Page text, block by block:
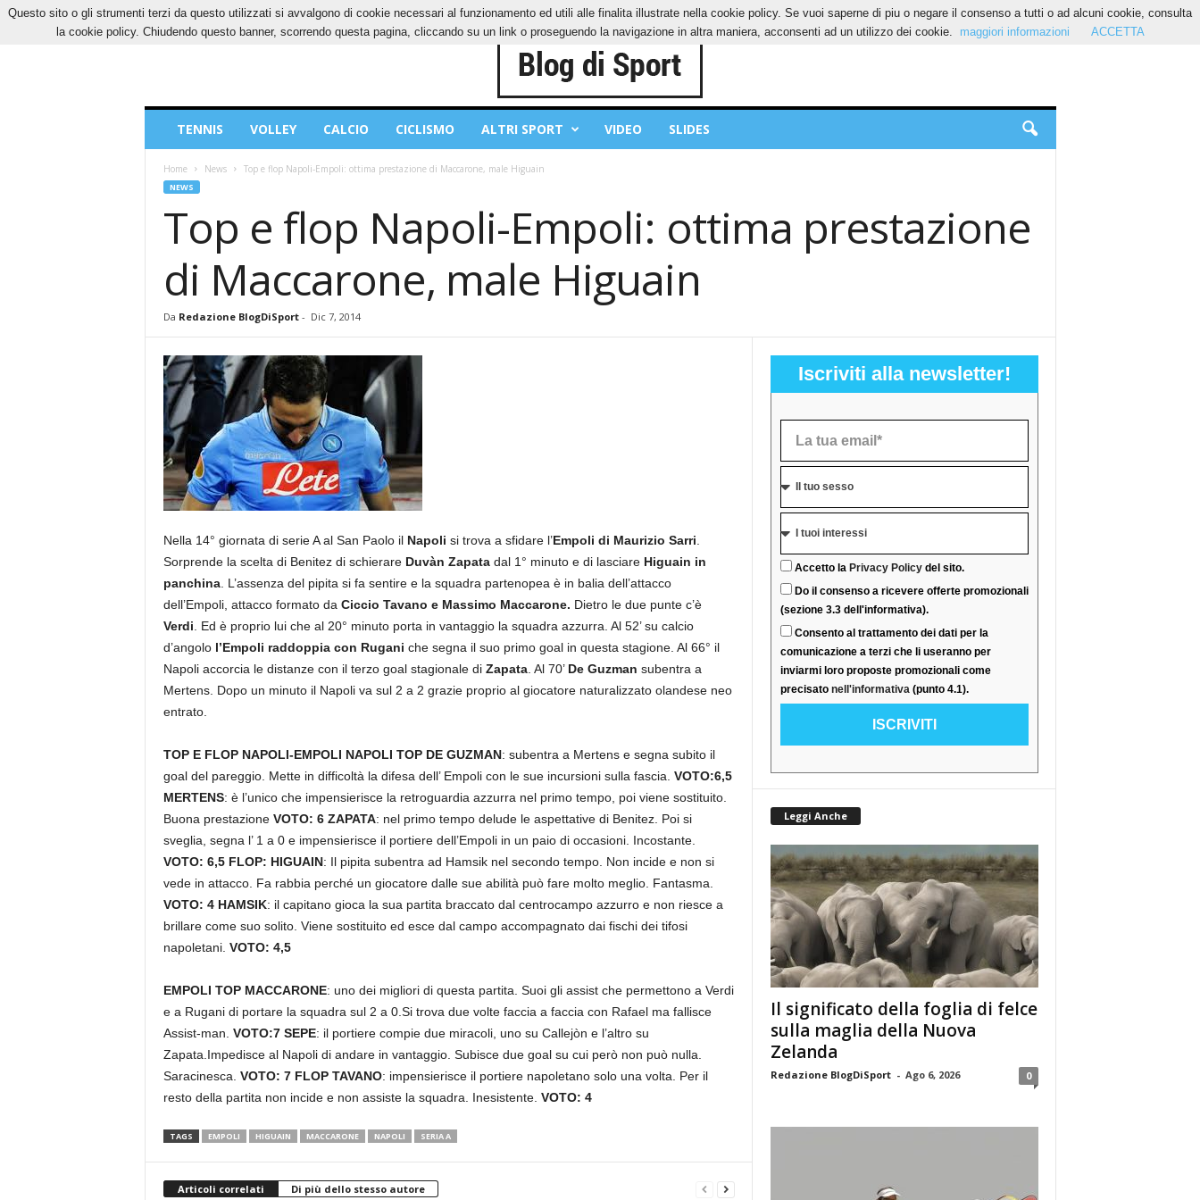
VENERDÌ, 7 AGOSTO 2026 CONTATTI COOKIES PRIVACY POLICY
Sport
TENNIS VOLLEY CALCIO CICLISMO ALTRI SPORT VIDEO SLIDES
Home News Top e flop Napoli-Empoli: ottima prestazione di Maccarone, male Higuain
NEWS
Top e flop Napoli-Empoli: ottima prestazione
di Maccarone, male Higuain
Da Redazione BlogDiSport- Dic 7, 2014
Nella 14° giornata di serie A al San Paolo il Napoli si trova a sfidare l’Empoli di Maurizio Sarri
Sorprende la scelta di Benitez di schierare Duvàn Zapatadal 1° minuto e di lasciare Higuain in
panchina. L’assenza del pipita si fa sentire e la squadra partenopea è in balia dell’attacco
dell’Empoli, attacco formato da Ciccio Tavano e Massimo Maccarone. Dietro le due punte c’è
Verdi . Ed è proprio lui che al 20° minuto porta in vantaggio la squadra azzurra. Al 52’ su calcio
d’angolol’Empoli raddoppia con Rugani che segna il suo primo goal in questa stagione. Al 66° il
Napoli accorcia le distanze con il terzo goal stagionale di Zapata. Al 70’ De Guzman subentra a
Mertens. Dopo un minuto il Napoli va sul 2 a 2 grazie proprio al giocatore naturalizzato olandese neo
entrato.
TOP E FLOP NAPOLI-EMPOLI NAPOLI TOP DE GUZMAN: subentra a Mertens e segna subito il
goal del pareggio. Mette in difficoltà la difesa dell’ Empoli con le sue incursioni sulla fascia. VOTO:6,5
MERTENS: è l’unico che impensierisce la retroguardia azzurra nel primo tempo, poi viene sostituito.
Buona prestazione VOTO: 6 ZAPATA: nel primo tempo delude le aspettative di Benitez. Poi si
sveglia, segna l’ 1 a 0 e impensierisce il portiere dell’Empoli in un paio di occasioni. Incostante.
VOTO: 6,5 FLOP: HIGUAIN: Il pipita subentra ad Hamsik nel secondo tempo. Non incide e non si
vede in attacco. Fa rabbia perché un giocatore dalle sue abilità può fare molto meglio. Fantasma.
VOTO: 4 HAMSIK: il capitano gioca la sua partita braccato dal centrocampo azzurro e non riesce a
brillare come suo solito. Viene sostituito ed esce dal campo accompagnato dai fischi dei tifosi
napoletani. VOTO: 4,5
EMPOLI TOP MACCARONE: uno dei migliori di questa partita. Suoi gli assist che permettono a Verdi
e a Rugani di portare la squadra sul 2 a 0.Si trova due volte faccia a faccia con Rafael ma fallisce
Assist-man. VOTO:7 SEPE: il portiere compie due miracoli, uno su Callejòn e l’altro su
Zapata.Impedisce al Napoli di andare in vantaggio. Subisce due goal su cui però non può nulla.
Saracinesca. VOTO: 7 FLOP TAVANO: impensierisce il portiere napoletano solo una volta. Per il
resto della partita non incide e non assiste la squadra. Inesistente. VOTO: 4
TAGS EMPOLI HIGUAIN MACCARONE NAPOLI SERIA A
Articoli correlati Di più dello stesso autore
Iscriviti alla newsletter!
Accetto la Privacy Policydel sito.
Do il consenso a ricevere offerte promozionali
(sezione 3.3 dell'informativa).
Consento al trattamento dei dati per la
comunicazione a terzi che li useranno per
inviarmi loro proposte promozionali come
precisato nell'informativa(punto 4.1).
ISCRIVITI
Leggi Anche
Il significato della foglia di felce
sulla maglia della Nuova
Zelanda
Redazione BlogDiSport - Ago 6, 2026 0
Questo sito o gli strumenti terzi da questo utilizzati si avvalgono di cookie necessari al funzionamento ed utili alle finalita illustrate nella cookie policy. Se vuoi saperne di piu o negare il consenso a tutti o ad alcuni cookie, consulta
la cookie policy. Chiudendo questo banner, scorrendo questa pagina, cliccando su un link o proseguendo la navigazione in altra maniera, acconsenti ad un utilizzo dei cookie.
maggiori informazioni ACCETTA